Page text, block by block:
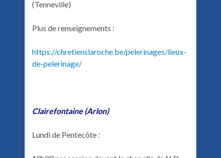
(Tenneville)
Plus de renseignements :
https://chretienslaroche.be/pelerinages/lieux-
de-pelerinage/
Clairefontaine (Arlon)
Lundi de Pentecôte :